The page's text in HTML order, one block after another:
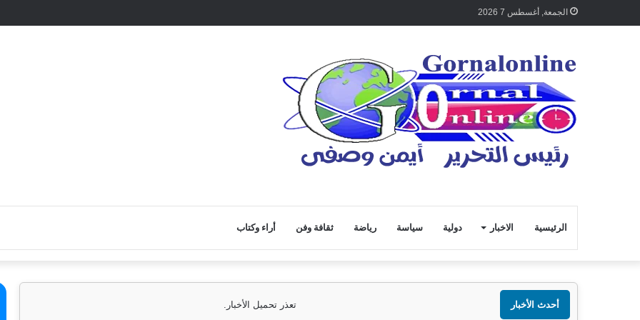
الجمعة, أغسطس 7 2026
الرئيسية الاخبار دولية سياسة رياضة ثقافة وفن أراء وكتاب
أحدث الأخبار تعذر تحميل الأخبار.